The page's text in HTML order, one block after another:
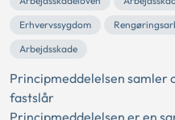
Erhvervssygdom
Arbejdsskade
Principmeddelelsen samler
fastslår